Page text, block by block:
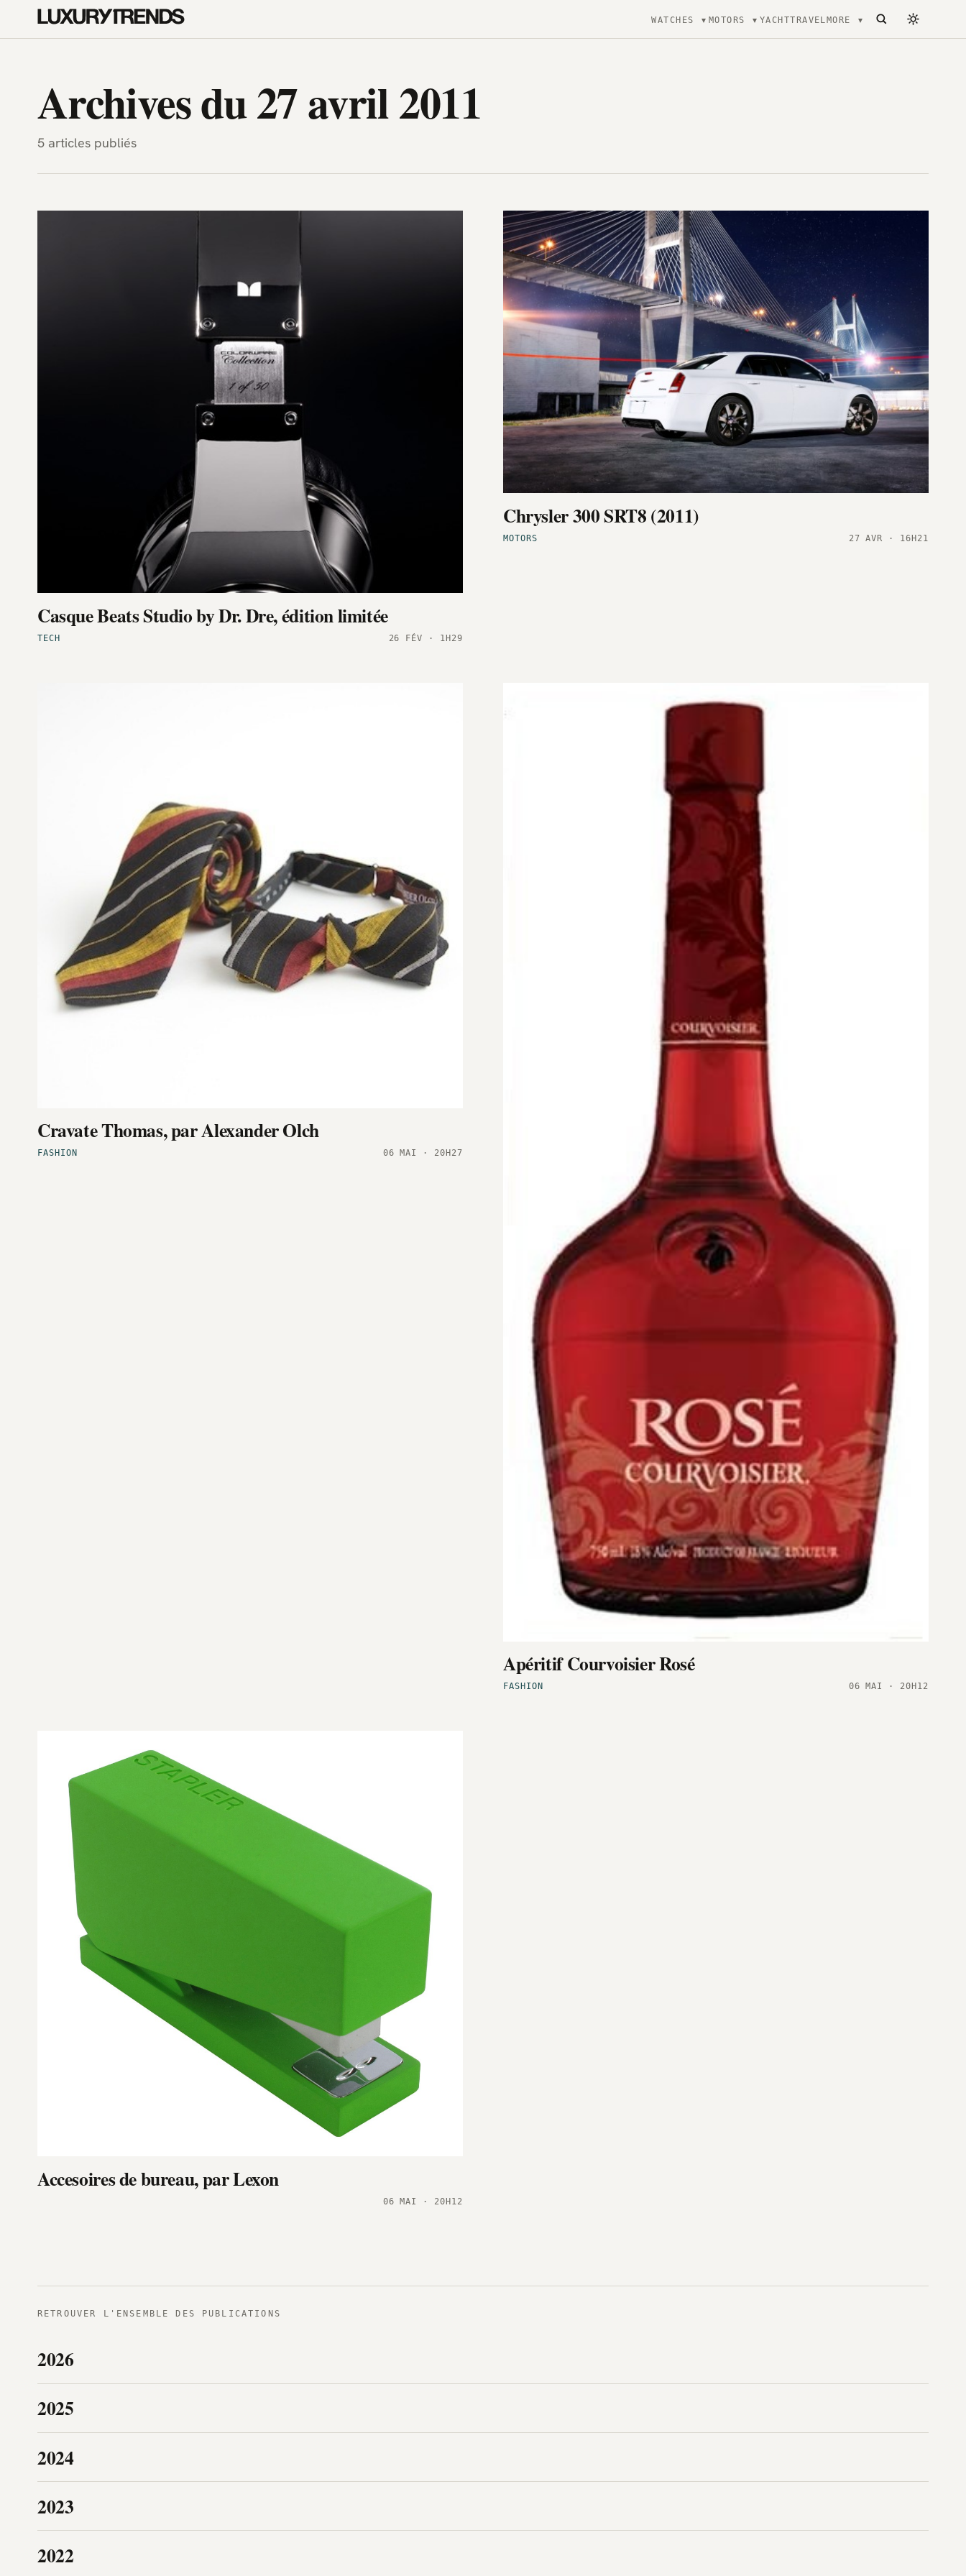
LuxuryTrends.fr — Magazine High-Tech, design, gadget, architecture, mode et Luxe
WATCHES MOTORS YACHTTRAVELMORE
Archives du 27 avril 2011
5 articles publiés
TECH
Casque Beats Studio by Dr. Dre, édition limitée
26 FÉV · 1H29
MOTORS
Chrysler 300 SRT8 (2011)
27 AVR · 16H21
FASHION
Cravate Thomas, par Alexander Olch
06 MAI · 20H27
FASHION
Apéritif Courvoisier Rosé
06 MAI · 20H12
Accesoires de bureau, par Lexon
06 MAI · 20H12
RETROUVER L'ENSEMBLE DES PUBLICATIONS
2026
2025
2024
2023
2022